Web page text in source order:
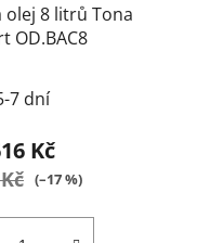
olej 8 litrů Tona
OD.BAC8
7 dní
Kč
(–17 %)